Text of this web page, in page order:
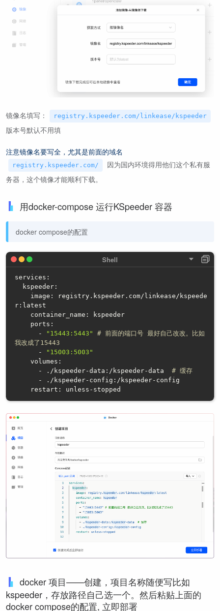
镜像名填写： registry.kspeeder.com/linkease/kspeeder
版本号默认不用填
注意镜像名要写全，尤其是前面的域名
registry.kspeeder.com/
因为国内环境得用他们这个私有服
务器，这个镜像才能顺利下载。
用docker-compose 运行KSpeeder 容器
docker compose的配置
services:
r:latest
      -
"15443:5443"
# 前面的端口号 最好自己改改。比如
我改成了15443
      -
"15003:5003"
      - ./kspeeder-data:/kspeeder-data
# 缓存
docker 项⽬——创建，项⽬名称随便写⽐如
kspeeder，存放路径⾃⼰选⼀个。然后粘贴上面的
docker compose的配置, 立即部署